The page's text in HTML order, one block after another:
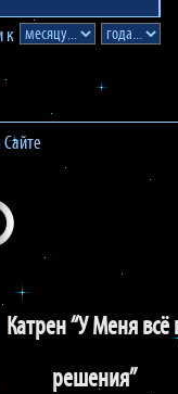
к
Катрен “У Меня всё
решения”